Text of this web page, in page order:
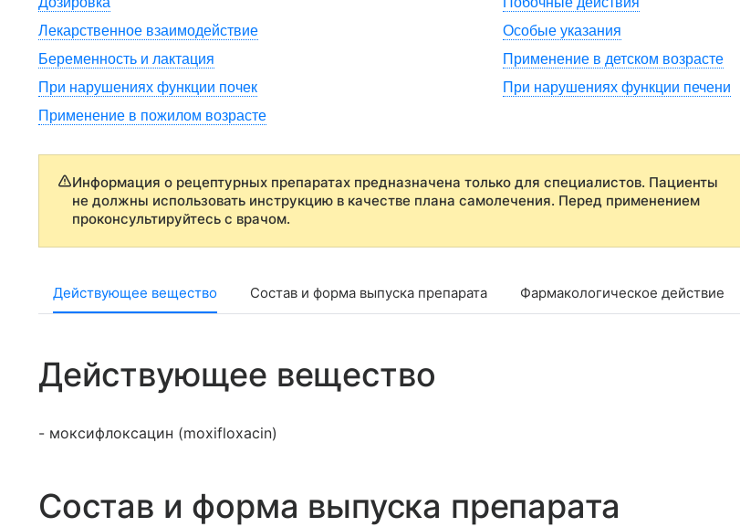
Лекарственное взаимодействие
Особые указания
Беременность и лактация
Применение в детском возрасте
При нарушениях функции почек
При нарушениях функции печени
Применение в пожилом возрасте
Информация о рецептурных препаратах предназначена только для специалистов. Пациенты
не должны использовать инструкцию в качестве плана самолечения. Перед применением
проконсультируйтесь с врачом.
Действующее вещество Состав и форма выпуска препарата Фармакологическое действие
Действующее вещество
- моксифлоксацин (moxifloxacin)
Состав и форма выпуска препарата